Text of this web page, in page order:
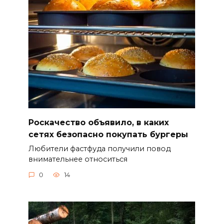
Роскачество объявило, в каких
сетях безопасно покупать бургеры
Любители фастфуда получили повод
внимательнее относиться
0 14